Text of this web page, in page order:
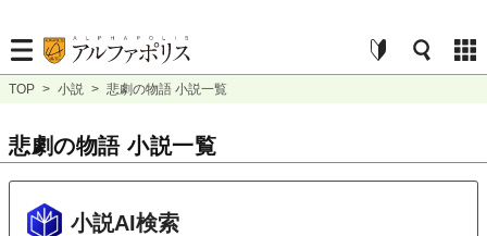
TOP > 小説 > 悲劇の物語 小説一覧
悲劇の物語 小説一覧
小説AI検索